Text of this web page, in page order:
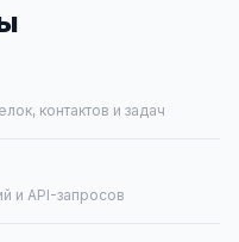
контактов и задач
и API-запросов